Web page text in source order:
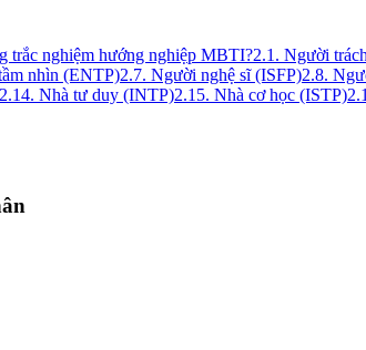
trắc nghiệm hướng nghiệp MBTI?2.1. Người
nhìn (ENTP)2.7. Người nghệ sĩ (ISFP)2.8.
2.14. Nhà tư duy (INTP)2.15. Nhà cơ học (ISTP)